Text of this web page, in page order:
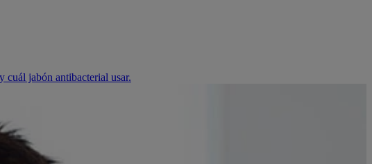
cuál jabón antibacterial usar.